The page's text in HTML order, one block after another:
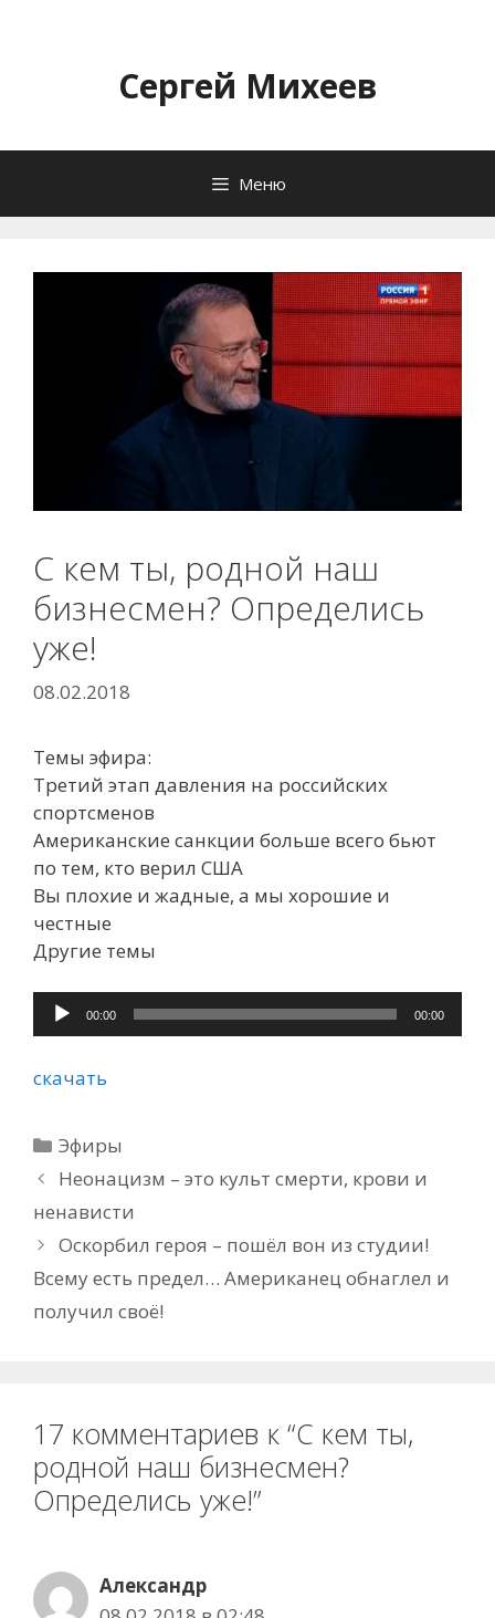
содержимомуСергей Михеев
Меню
С кем ты, родной наш
бизнесмен? Определись
уже!
08.02.2018
Темы эфира:
Третий этап давления на российских
спортсменов
Американские санкции больше всего бьют
по тем, кто верил США
Вы плохие и жадные, а мы хорошие и
честные
Другие темы
Аудиоплеер
00:00 00:00
скачать
Рубрики
Эфиры
Неонацизм – это культ смерти, крови и
ненависти
Оскорбил героя – пошёл вон из студии!
Всему есть предел… Американец обнаглел и
получил своё!
17 комментариев к “С кем ты,
родной наш бизнесмен?
Определись уже!”
Александр